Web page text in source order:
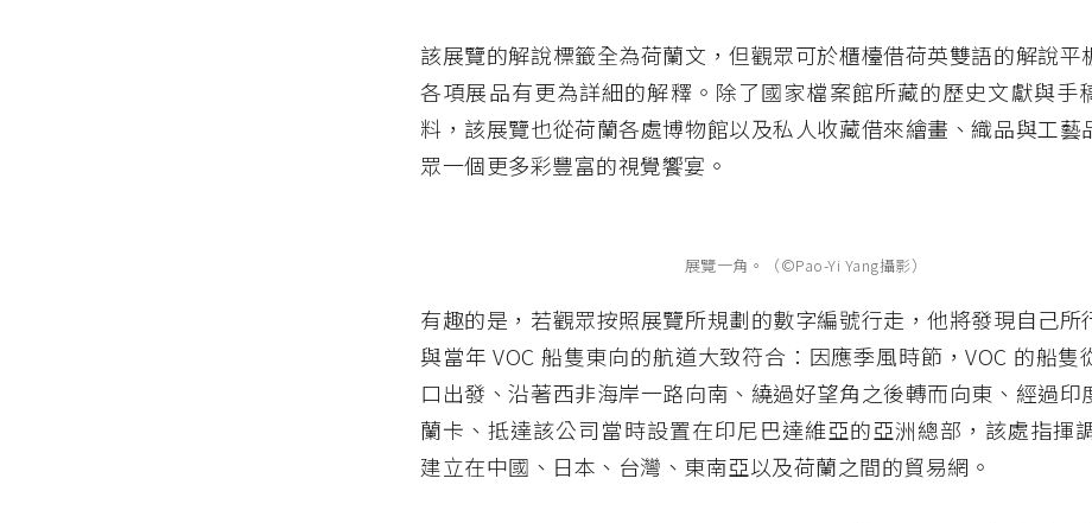
該展覽的解說標籤全為荷蘭文，但觀眾可於櫃檯借荷英雙語的解說平
各項展品有更為詳細的解釋。除了國家檔案館所藏的歷史文獻與手
料，該展覽也從荷蘭各處博物館以及私人收藏借來繪畫、織品與工藝
眾一個更多彩豐富的視覺饗宴。
展覽一角。（©Pao-Yi Yang攝影）
有趣的是，若觀眾按照展覽所規劃的數字編號行走，他將發現自己所
與當年 VOC 船隻東向的航道大致符合：因應季風時節，VOC 的船隻
口出發、沿著西非海岸一路向南、繞過好望角之後轉而向東、經過印
蘭卡、抵達該公司當時設置在印尼巴達維亞的亞洲總部，該處指揮
建立在中國、日本、台灣、東南亞以及荷蘭之間的貿易網。